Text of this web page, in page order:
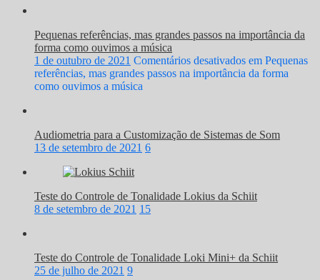
Pequenas referências, mas grandes passos na importância da
forma como ouvimos a música
1 de outubro de 2021 Comentários desativados em Pequenas
referências, mas grandes passos na importância da forma
como ouvimos a música
Audiometria para a Customização de Sistemas de Som
13 de setembro de 2021 6
Teste do Controle de Tonalidade Lokius da Schiit
8 de setembro de 2021 15
Teste do Controle de Tonalidade Loki Mini+ da Schiit
25 de julho de 2021 9